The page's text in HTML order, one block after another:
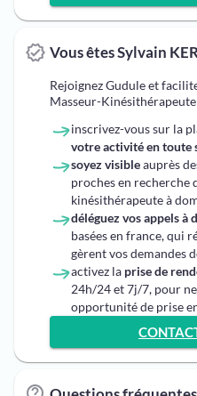
Vous êtes Sylvain
Rejoignez Gudule et
Masseur-
inscrivez-vous sur la
votre activité en toute
soyez visibleauprès
proches en recherche
kinésithérapeute à
déléguez vos appels à
basées en france, qui
gèrent vos demandes
activez la prise de
24h/24 et 7j/7, pour
opportunité de prise